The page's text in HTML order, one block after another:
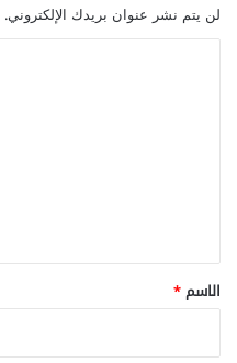
لن يتم نشر عنوان بريدك الإلكتروني.
*
الاسم*